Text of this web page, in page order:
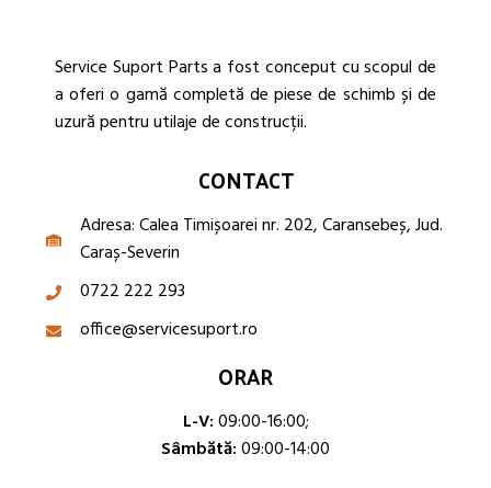
Service Suport Parts a fost conceput cu scopul de
a oferi o gamă completă de piese de schimb și de
uzură pentru utilaje de construcții.
CONTACT
Adresa: Calea Timișoarei nr. 202, Caransebeș, Jud.
Caraș-Severin
0722 222 293
office@servicesuport.ro
ORAR
L-V:09:00-16:00;
Sâmbătă:09:00-14:00